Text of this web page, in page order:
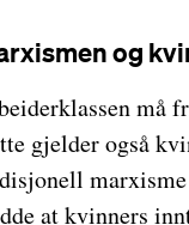
og
må
gjelder også
at kvinners